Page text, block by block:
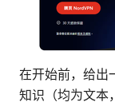
在开始前，给出
知识（均为文本